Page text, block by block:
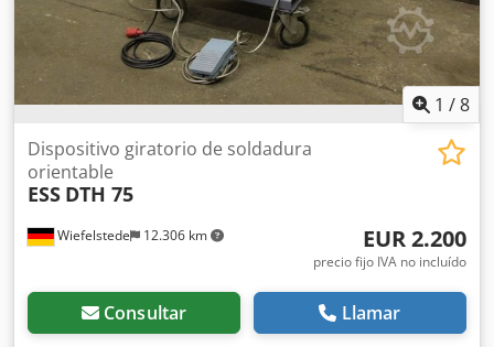
1 /8
Wiefelstede 12.306 km
Dispositivo giratorio de soldadura
orientable
ESS DTH 75
EUR 2.200
precio fijo IVA no incluído
Consultar Llamar